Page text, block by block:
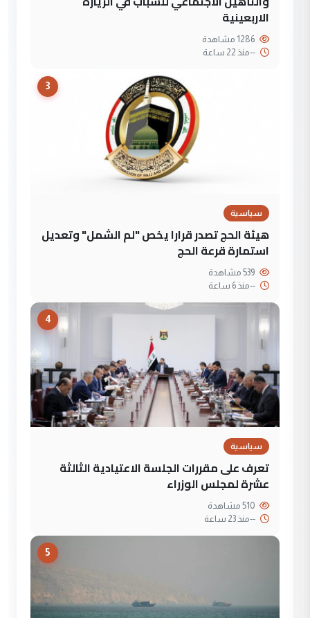
الاربعينية
--منذ 22 ساعة
3
سياسية
هيئة الحج تصدر قرارا يخص "لم الشمل" وتعديل
استمارة قرعة الحج
--منذ 6 ساعة
4
سياسية
تعرف على مقررات الجلسة الاعتيادية الثالثة
عشرة لمجلس الوزراء
--منذ 23 ساعة
5